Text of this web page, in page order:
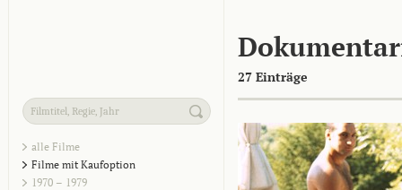
27 Einträge
alle Filme
Filme mit Kaufoption
1970 – 1979